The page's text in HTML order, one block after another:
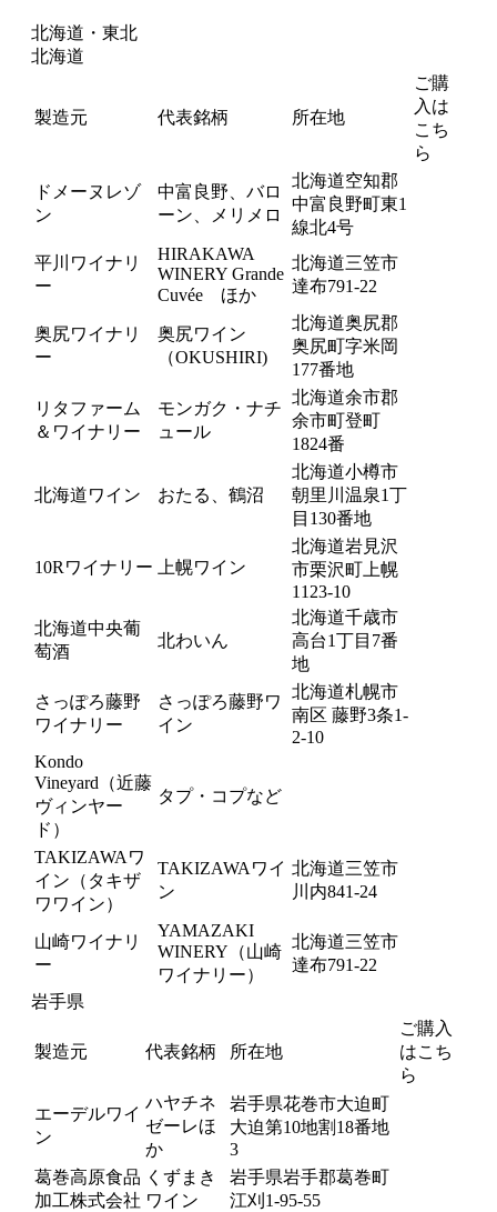
北海道・東北
北海道
製造元 代表銘柄 所在地
ご購
入は
こち
ら
ドメーヌレゾ
ン
中富良野、バロ
ーン、メリメロ
北海道空知郡
中富良野町東1
線北4号
平川ワイナリ
ー
HIRAKAWA
WINERY Grande
Cuvée ほか
北海道三笠市
達布791-22
奥尻ワイナリ
ー
奥尻ワイン
（OKUSHIRI)
北海道奥尻郡
奥尻町字米岡
177番地
リタファーム
＆ワイナリー
モンガク・ナチ
ュール
北海道余市郡
余市町登町
1824番
北海道ワイン おたる、鶴沼
北海道小樽市
朝里川温泉1丁
目130番地
10Rワイナリー 上幌ワイン
北海道岩見沢
市栗沢町上幌
1123-10
北海道中央葡
萄酒
北わいん
北海道千歳市
高台1丁目7番
地
さっぽろ藤野
ワイナリー
さっぽろ藤野ワ
イン
北海道札幌市
南区 藤野3条1-
2-10
Kondo
Vineyard（近藤
ヴィンヤー
ド）
タプ・コプなど
TAKIZAWAワ
イン（タキザ
ワワイン）
TAKIZAWAワイ
ン
北海道三笠市
川内841-24
山崎ワイナリ
ー
YAMAZAKI
WINERY（山崎
ワイナリー）
北海道三笠市
達布791-22
岩手県
製造元 代表銘柄 所在地
ご購入
はこち
ら
エーデルワイ
ン
ハヤチネ
ゼーレほ
か
岩手県花巻市大迫町
大迫第10地割18番地
3
葛巻高原食品
加工株式会社
くずまき
ワイン
岩手県岩手郡葛巻町
江刈1-95-55